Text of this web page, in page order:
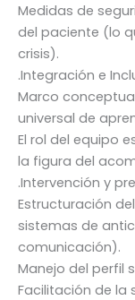
Medidas de
del paciente (lo
crisis).
.Integración e
Marco
universal de
El rol del equipo
la figura del
.Intervención y
Estructuración
sistemas de
comunicación).
Manejo del perfil
Facilitación de la